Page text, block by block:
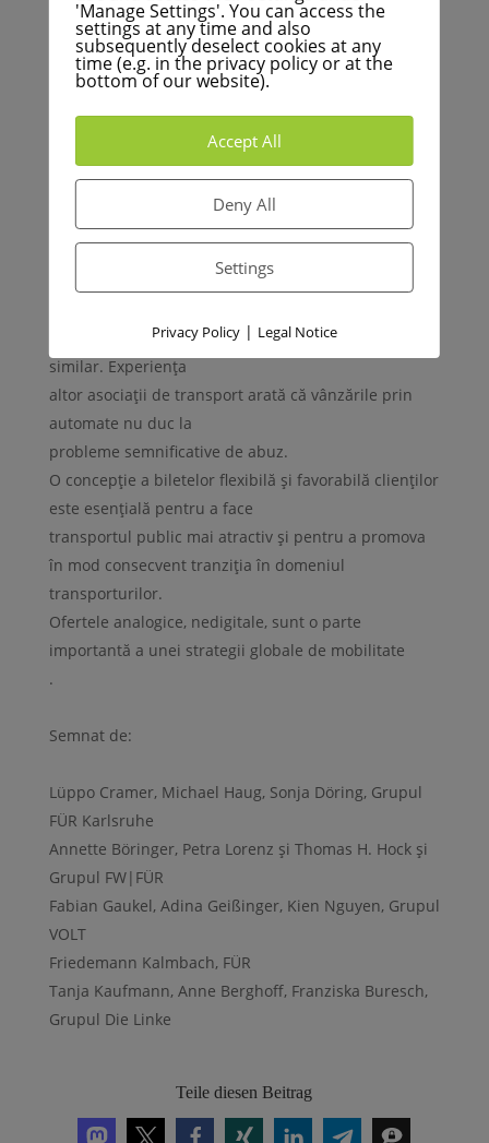
siguranță
fezabilă din punct de vedere tehnic. Biletele
predatate sunt deja disponibile la automatele de
adăugarea opțiunii "fără dată" necesită doar o
ajustare minoră
, așa cum se practică deja cu succes în alte asociații
de transport
Posibila "conducere gri" nu este singurul argument,
- inclusiv soluțiile digitale - sunt expuse unui risc
similar. Experiența
altor asociații de transport arată că vânzările prin
automate nu duc la
probleme semnificative de abuz.
O concepție a biletelor flexibilă și favorabilă clienților
este esențială pentru a face
transportul public mai atractiv și pentru a promova
în mod consecvent tranziția în domeniul
transporturilor.
Ofertele analogice, nedigitale, sunt o parte
importantă a unei strategii globale de mobilitate
.
Semnat de:
Lüppo Cramer, Michael Haug, Sonja Döring, Grupul
FÜR Karlsruhe
Annette Böringer, Petra Lorenz și Thomas H. Hock și
Grupul FW|FÜR
Fabian Gaukel, Adina Geißinger, Kien Nguyen, Grupul
VOLT
Friedemann Kalmbach, FÜR
Tanja Kaufmann, Anne Berghoff, Franziska Buresch,
Grupul Die Linke
Teile diesen Beitrag
'Manage Settings'. You can access the
settings at any time and also
subsequently deselect cookies at any
time (e.g. in the privacy policy or at the
bottom of our website).
Accept All
Deny All
Settings
Privacy Policy| Legal Notice